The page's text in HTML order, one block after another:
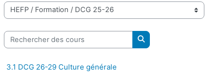
Catégories de cours
Rechercher des cours
Rechercher des cours
3.1 DCG 26-29 Culture générale